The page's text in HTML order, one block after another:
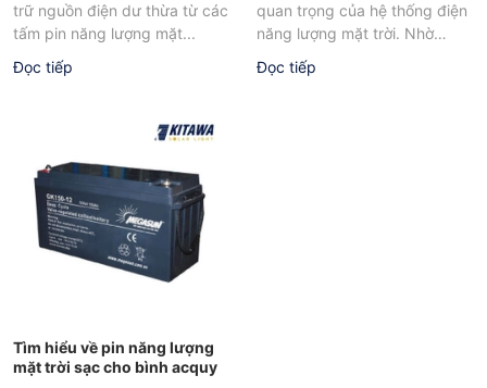
trữ nguồn điện dư thừa từ các
tấm pin năng lượng mặt...
Đọc tiếp
quan trọng của hệ thống điện
năng lượng mặt trời. Nhờ
Đọc tiếp
Tìm hiểu về pin năng lượng
mặt trời sạc cho bình acquy